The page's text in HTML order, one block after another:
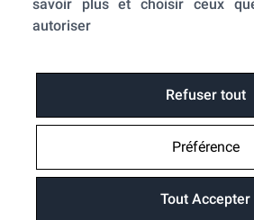
savoir plus et choisir ceux
autoriser
Refuser tout
Préférence
Tout Accepter
Utilisation des cookies